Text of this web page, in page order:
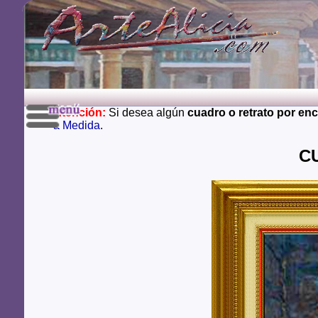
Atención: Si desea algún cuadro o retrato por
a Medida.